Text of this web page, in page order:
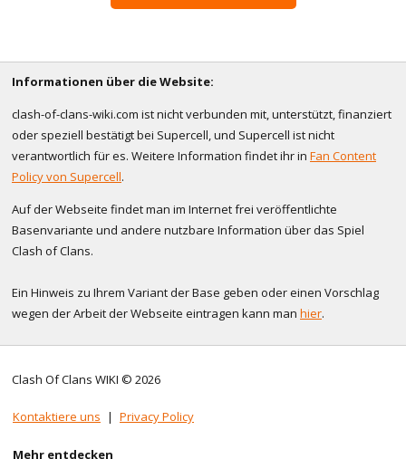
Informationen über die Website:
clash-of-clans-wiki.com ist nicht verbunden mit, unterstützt, finanziert
oder speziell bestätigt bei Supercell, und Supercell ist nicht
verantwortlich für es. Weitere Information findet ihr in Fan Content
Policy von Supercell.
Auf der Webseite findet man im Internet frei veröffentlichte
Basenvariante und andere nutzbare Information über das Spiel
Clash of Clans.
Ein Hinweis zu Ihrem Variant der Base geben oder einen Vorschlag
wegen der Arbeit der Webseite eintragen kann man hier.
Clash Of Clans WIKI © 2026
Kontaktiere uns | Privacy Policy
Mehr entdecken